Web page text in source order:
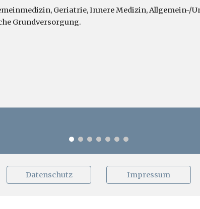
Geriatrie, Innere Medizin, Allgemein-/
Grundversorgung.
Datenschutz Impressum